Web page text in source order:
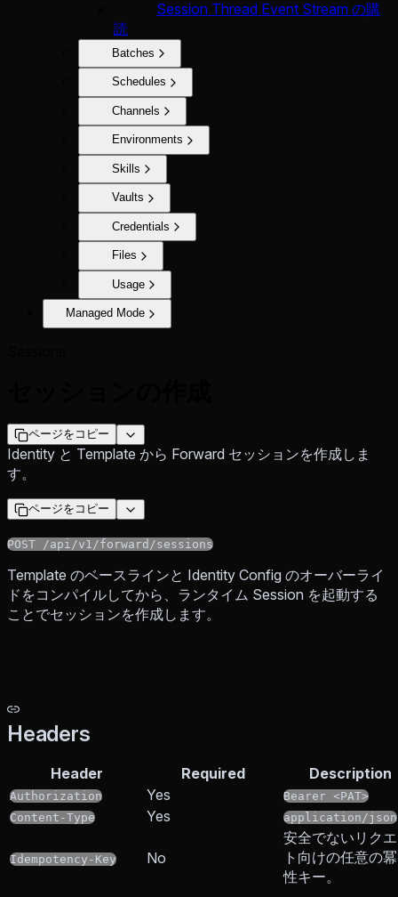
Session Thread Event Stream の購
読
Batches
Schedules
Channels
Environments
Skills
Vaults
Credentials
Files
Usage
Managed Mode
ページをコピー
Identity と Template から Forward セッションを作成しま
す。
ページをコピー
POST /api/v1/forward/sessions
Template のベースラインと Identity Config のオーバーライ
ドをコンパイルしてから、ランタイム Session を起動する
ことでセッションを作成します。
Headers
Header Required Description
Authorization Yes
Bearer <PAT>
Content-Type
Yes application/json
Idempotency-Key No
安全でないリク
ト向けの任意の
性キー。